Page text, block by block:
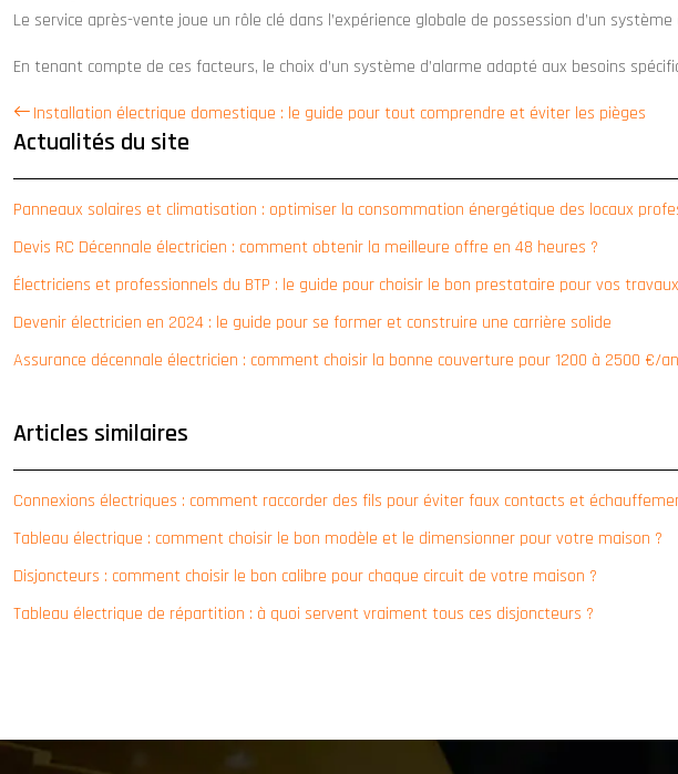
Le service après-vente joue un rôle clé dans l’expérience globale de possession d’un
En tenant compte de ces facteurs, le choix d’un système d’alarme adapté aux besoins
Installation électrique domestique : le guide pour tout comprendre et éviter les pièges
Actualités du site
Panneaux solaires et climatisation : optimiser la consommation énergétique des locaux
Devis RC Décennale électricien : comment obtenir la meilleure offre en 48 heures ?
Électriciens et professionnels du BTP : le guide pour choisir le bon prestataire pour vos travaux
Devenir électricien en 2024 : le guide pour se former et construire une carrière solide
Assurance décennale électricien : comment choisir la bonne couverture pour 1200 à 2500 €/
Articles similaires
Connexions électriques : comment raccorder des fils pour éviter faux contacts et
Tableau électrique : comment choisir le bon modèle et le dimensionner pour votre maison ?
Disjoncteurs : comment choisir le bon calibre pour chaque circuit de votre maison ?
Tableau électrique de répartition : à quoi servent vraiment tous ces disjoncteurs ?